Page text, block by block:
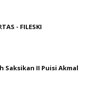
- FILESKI
Saksikan II Puisi Akmal